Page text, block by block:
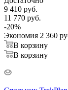
9 410 руб.
11 770 руб.
-20%
Экономия 2 360
В корзину
В корзину